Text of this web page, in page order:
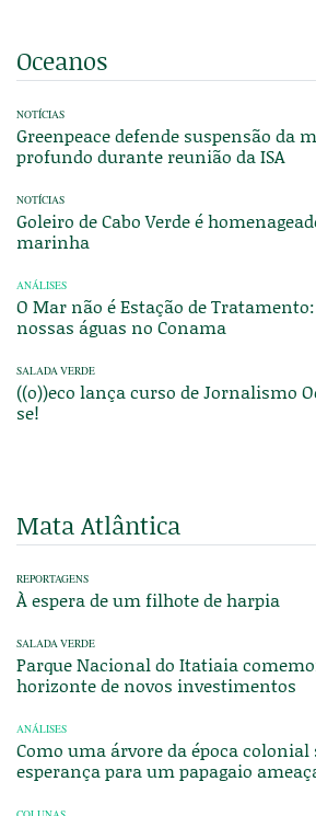
Oceanos
NOTÍCIAS
Greenpeace defende suspensão da
profundo durante reunião da ISA
NOTÍCIAS
Goleiro de Cabo Verde é
marinha
ANÁLISES
O Mar não é Estação de
nossas águas no Conama
SALADA VERDE
((o))eco lança curso de Jornalismo
se!
Mata Atlântica
REPORTAGENS
À espera de um filhote de harpia
SALADA VERDE
Parque Nacional do Itatiaia
horizonte de novos investimentos
ANÁLISES
Como uma árvore da época
esperança para um papagaio